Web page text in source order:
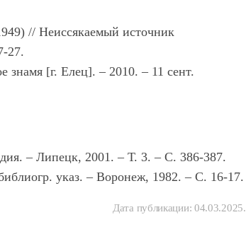
// Неиссякаемый источник
27.
[г. Елец]. – 2010. – 11 сент.
– Липецк, 2001. – Т. 3. – С. 386-387.
указ. – Воронеж, 1982. – С. 16-17.
Дата публикации: 04.03.2025.